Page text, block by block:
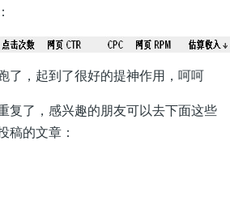
，起到了很好的提神作用，呵呵
了，感兴趣的朋友可以去下面这些
稿的文章：